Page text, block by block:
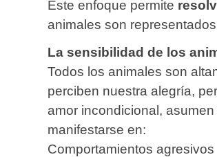
Este enfoque permite
animales son
La sensibilidad de los
Todos los animales son
perciben nuestra alegría,
amor incondicional,
manifestarse en:
Comportamientos agresivos